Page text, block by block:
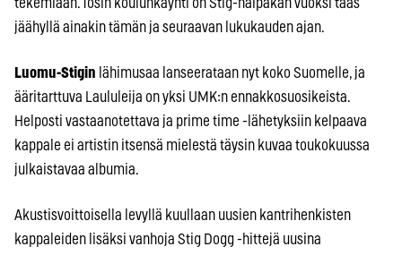
tekemiään. Tosin koulunkäynti on Stig-haipakan vuoksi taas
jäähyllä ainakin tämän ja seuraavan lukukauden ajan.
Luomu-Stigin lähimusaa lanseerataan nyt koko Suomelle, ja
ääritarttuva Laululeija on yksi UMK:n ennakkosuosikeista.
Helposti vastaanotettava ja prime time -lähetyksiin kelpaava
kappale ei artistin itsensä mielestä täysin kuvaa toukokuussa
julkaistavaa albumia.
Akustisvoittoisella levyllä kuullaan uusien kantrihenkisten
kappaleiden lisäksi vanhoja Stig Dogg -hittejä uusina